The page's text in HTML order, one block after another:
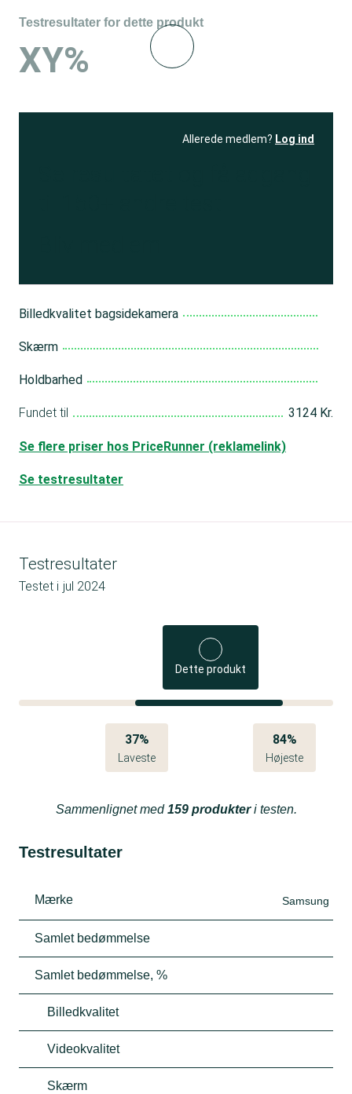
Testresultater for dette produkt
XY%
Allerede medlem? Log ind
Billedkvalitet bagsidekamera
Skærm
Holdbarhed
Fundet til 3124 Kr.
Se flere priser hos PriceRunner (reklamelink)
Se testresultater
Testresultater
Testet i jul 2024
Dette produkt
37%
Laveste
84%
Højeste
Sammenlignet med159 produkteri testen.
Testresultater
Mærke Samsung
Samlet bedømmelse
Samlet bedømmelse, %
Billedkvalitet
Videokvalitet
Skærm